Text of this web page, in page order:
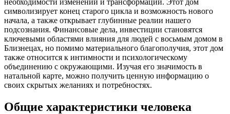
символизирует конец старого цикла и возможность нового
начала, а также открывает глубинные реалии нашего
подсознания. Финансовые дела, инвестиции становятся
ключевыми областями влияния для людей с восьмым домом в
Близнецах, но помимо материального благополучия, этот дом
также относится к интимности и психологическому
объединению с окружающими. Изучая его значимость в
натальной карте, можно получить ценную информацию о
своих скрытых желаниях и потребностях.
Общие характеристики человека